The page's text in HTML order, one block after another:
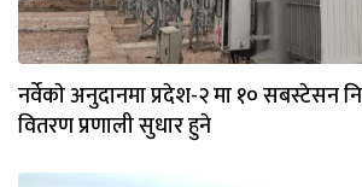
नर्वेकाे अनुदानमा प्रदेश-२ मा १० सबस्टेसन
वितरण प्रणाली सुधार हुने